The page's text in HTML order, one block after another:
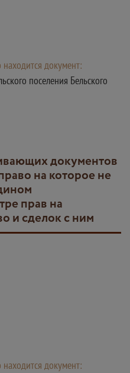
документ:
поселения Бельского
на которое не
прав на
и сделок с ним
документ: